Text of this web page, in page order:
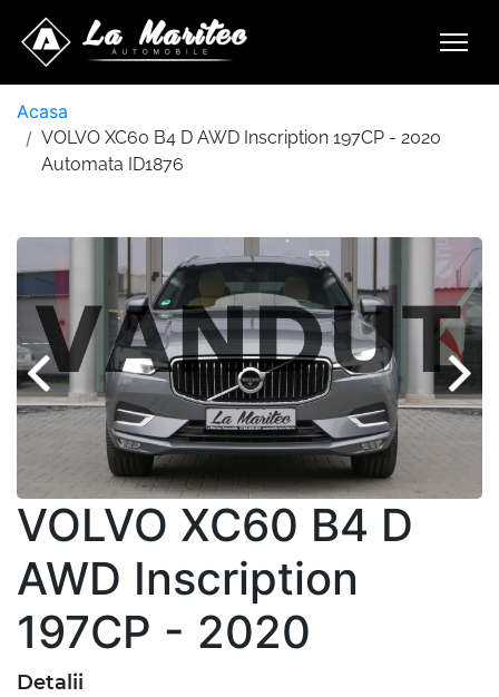
Acasa
VOLVO XC60 B4 D AWD Inscription 197CP - 2020
Automata ID1876
VOLVO XC60 B4 D
AWD Inscription
197CP - 2020
Detalii